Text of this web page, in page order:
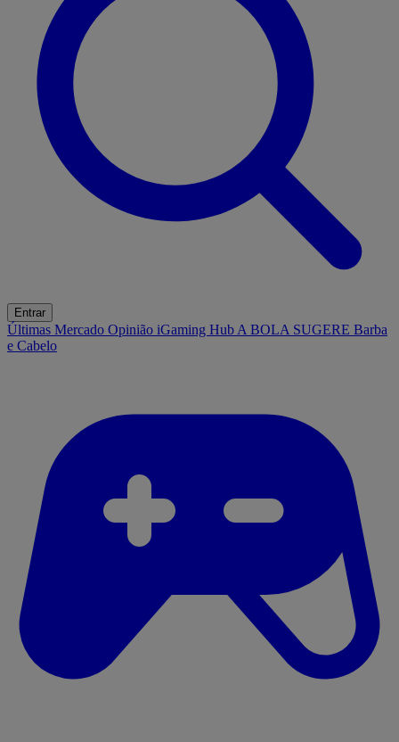
Entrar
Últimas Mercado Opinião iGaming Hub A BOLA SUGERE Barba
e Cabelo